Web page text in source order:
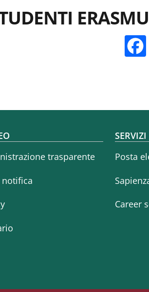
menu
trasparente
SERVIZI
Posta
Career